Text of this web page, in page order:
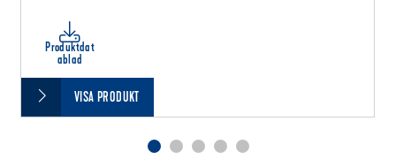
Produktdat
ablad
VISA PRODUKT